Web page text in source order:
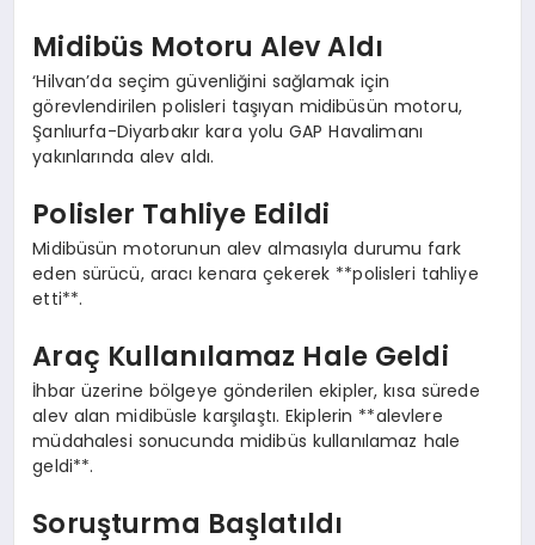
Midibüs Motoru Alev Aldı
‘Hilvan’da seçim güvenliğini sağlamak için
görevlendirilen polisleri taşıyan midibüsün motoru,
Şanlıurfa-Diyarbakır kara yolu GAP Havalimanı
yakınlarında alev aldı.
Polisler Tahliye Edildi
Midibüsün motorunun alev almasıyla durumu fark
eden sürücü, aracı kenara çekerek **polisleri tahliye
etti**.
Araç Kullanılamaz Hale Geldi
İhbar üzerine bölgeye gönderilen ekipler, kısa sürede
alev alan midibüsle karşılaştı. Ekiplerin **alevlere
müdahalesi sonucunda midibüs kullanılamaz hale
geldi**.
Soruşturma Başlatıldı